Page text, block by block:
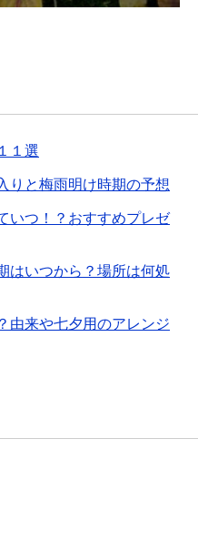
１選
りと梅雨明け時期の予想
いつ！？おすすめプレゼ
はいつから？場所は何処
由来や七夕用のアレンジ